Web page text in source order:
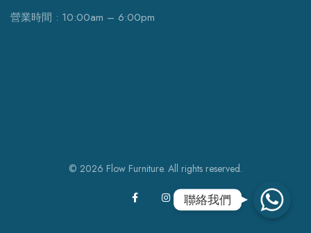
營業時間 : 10:00am – 6:00pm
© 2026 Flow Furniture. All rights reserved.
聯絡我們